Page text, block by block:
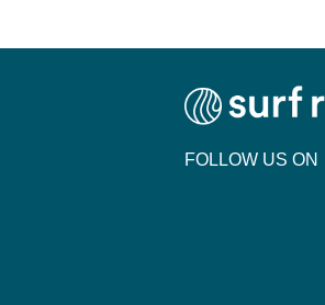
FOLLOW US ON